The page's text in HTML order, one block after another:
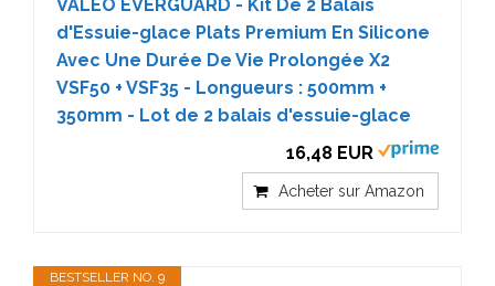
VALEO EVERGUARD - Kit De 2 Balais
d'Essuie-glace Plats Premium En Silicone
Avec Une Durée De Vie Prolongée X2
VSF50 + VSF35 - Longueurs : 500mm +
350mm - Lot de 2 balais d'essuie-glace
16,48 EUR
Acheter sur Amazon
BESTSELLER NO. 9